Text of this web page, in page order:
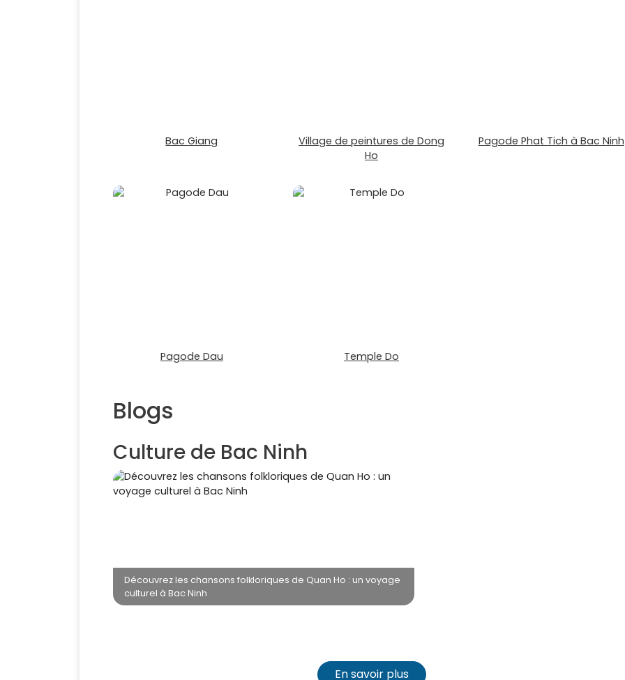
Bac Giang
Village de peintures de Dong
Ho
Pagode Phat Tich à Bac Ninh
Pagode Dau Temple Do
Blogs
Culture de Bac Ninh
Découvrez les chansons folkloriques de Quan Ho : un voyage
culturel à Bac Ninh
En savoir plus